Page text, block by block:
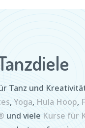
Tanz und
,Yoga, Hula Hoop,
und viele Kurse für